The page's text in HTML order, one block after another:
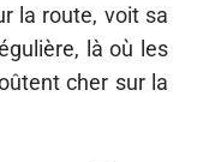
la route, voit sa
là où les
cher sur la